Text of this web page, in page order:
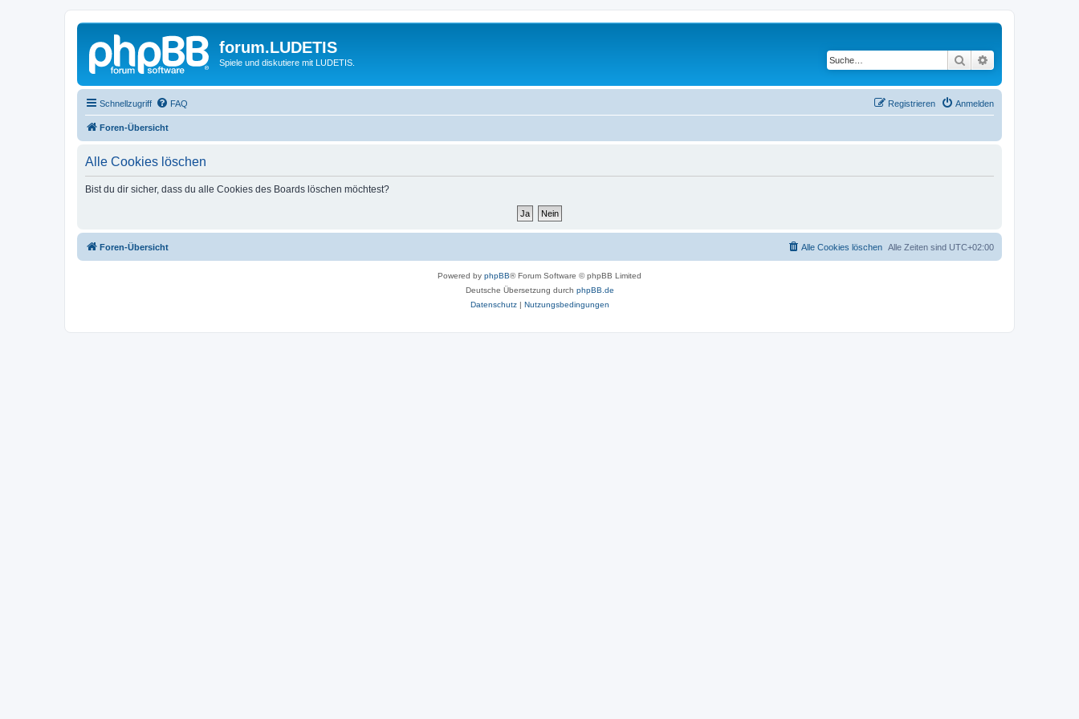
forum.LUDETIS
Spiele und diskutiere mit LUDETIS. Suche
Schnellzugriff FAQ Anmelden
Registrieren
Foren-Übersicht
Alle Cookies löschen
Bist du dir sicher, dass du alle Cookies des Boards löschen möchtest?
Foren-Übersicht Alle Zeiten sind UTC+02:00
Alle Cookies löschen
Powered by phpBB® Forum Software © phpBB Limited
Deutsche Übersetzung durch phpBB.de
Datenschutz| Nutzungsbedingungen